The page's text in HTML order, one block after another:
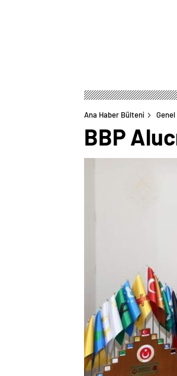
Ana Haber Bülteni Genel
BBP